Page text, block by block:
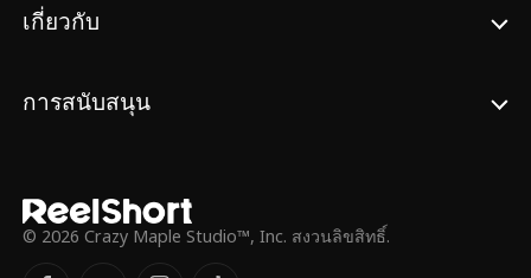
เกี่ยวกับ
การสนับสนุน
© 2026 Crazy Maple Studio™, Inc. สงวนลิขสิทธิ์.